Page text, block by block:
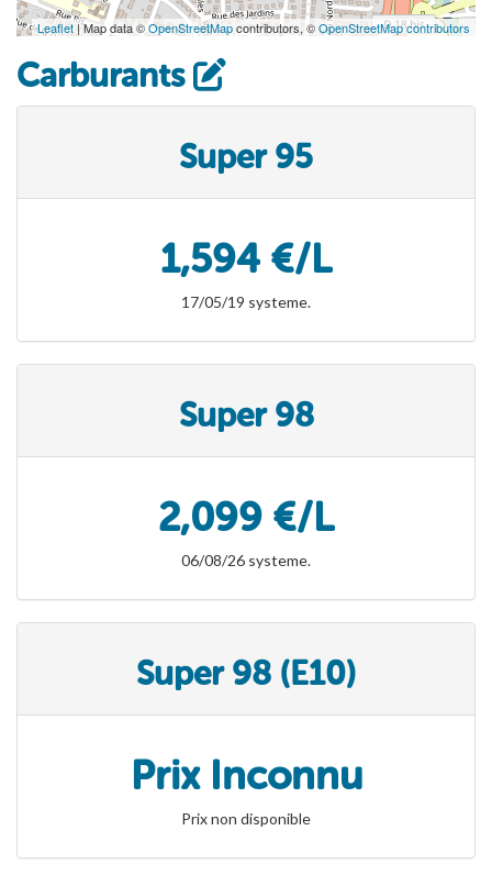
Leaflet| Map data ©OpenStreetMapcontributors, ©OpenStreetMap contributors
Carburants
Super 95
1,594 €/L
17/05/19 systeme.
Super 98
2,099 €/L
06/08/26 systeme.
Super 98 (E10)
Prix Inconnu
Prix non disponible